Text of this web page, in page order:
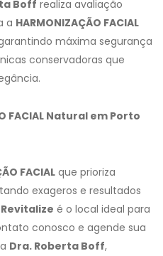
Boff realiza avaliação
a HARMONIZAÇÃO FACIAL
máxima segurança
conservadoras que
FACIAL Natural em Porto
FACIAL que prioriza
exageros e resultados
é o local ideal para
conosco e agende sua
Dra. Roberta Boff,